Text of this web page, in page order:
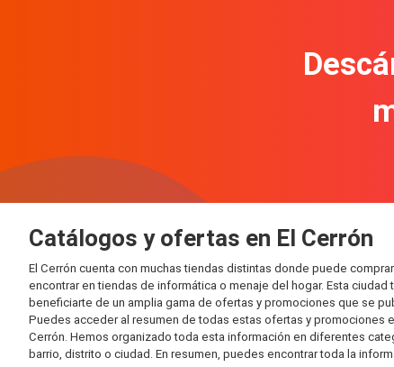
Catálogos y ofertas en El Cerrón
El Cerrón cuenta con muchas tiendas distintas donde puede
encontrar en tiendas de informática o menaje del hogar. Esta
beneficiarte de un amplia gama de ofertas y promociones que se
Puedes acceder al resumen de todas estas ofertas y promociones
Cerrón. Hemos organizado toda esta información en diferentes
barrio, distrito o ciudad. En resumen, puedes encontrar toda la